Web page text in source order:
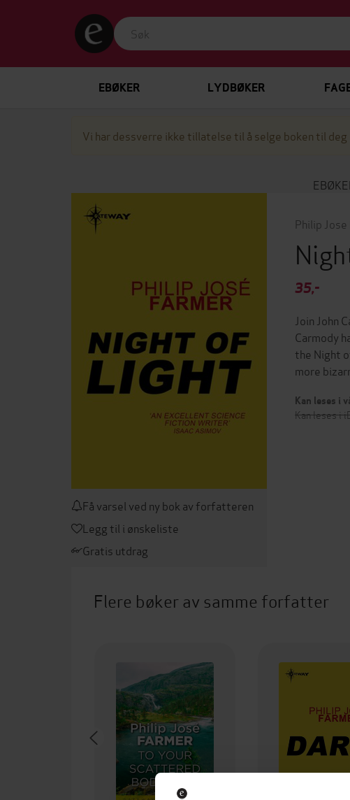
EBØKER LYDBØKER
Vi har dessverre ikke tillatelse til å selge boken til deg
Få varsel ved ny bok av forfatteren
Legg til i ønskeliste
Gratis utdrag
Philip
35,-
Join John
Carmody
the Night
more
Kan leses i
Kan leses i
Flere bøker av samme forfatter